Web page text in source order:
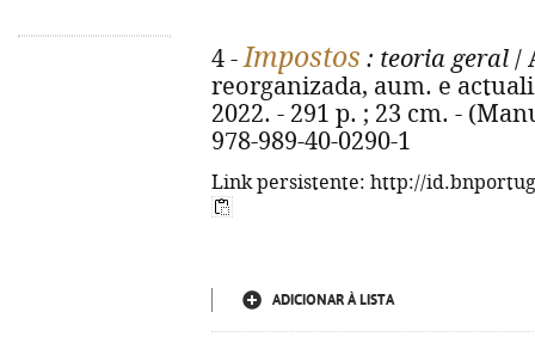
4 -Impostos : teoria geral /
reorganizada, aum. e
2022. - 291 p. ; 23 cm. -
978-989-40-0290-1
Link persistente: http://
ADICIONAR À LISTA